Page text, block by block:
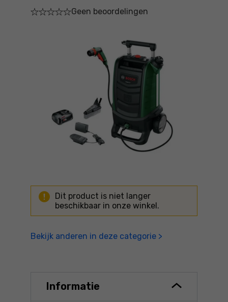
Sitemap
Geen beoordelingen
Dit product is niet langer
beschikbaar in onze winkel.
Bekijk anderen in deze categorie >
Informatie